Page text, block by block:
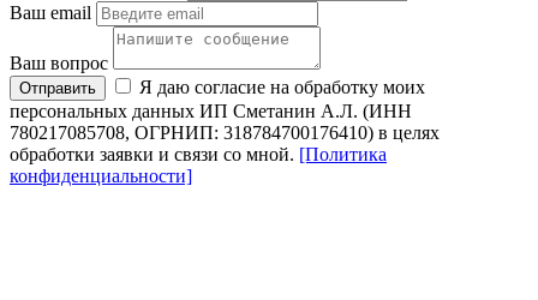
Ваш email
Ваш вопрос
Отправить
Я даю согласие на обработку моих
персональных данных ИП Сметанин А.Л. (ИНН
780217085708, ОГРНИП: 318784700176410) в целях
обработки заявки и связи со мной. [Политика
конфиденциальности]